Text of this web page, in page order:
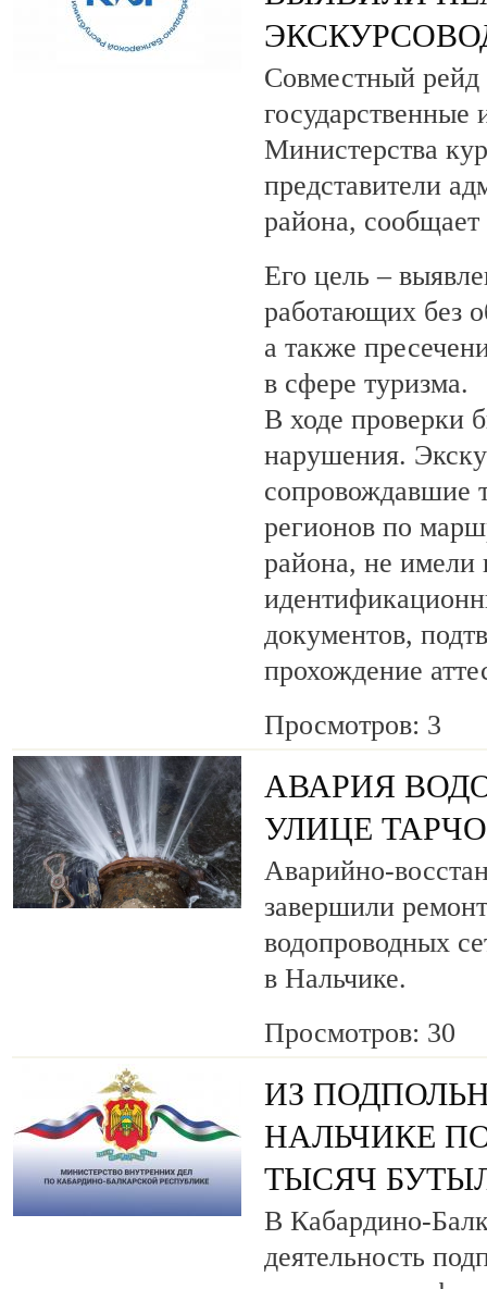
Совместный рейд
государственные
Министерства
представители
района,
Его цель –
работающих без
а также
в сфере туризма.
В ходе проверки
нарушения.
сопровождавшие
регионов по
района, не имели
документов,
прохождение
Просмотров: 3
АВАРИЯ
УЛИЦЕ
Аварийно-
завершили
водопроводных
в Нальчике.
Просмотров: 30
ИЗ
НАЛЬЧИКЕ
ТЫСЯЧ
В Кабардино-
деятельность